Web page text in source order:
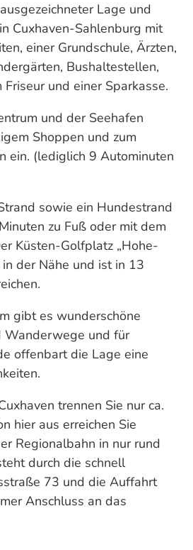
Lage und
Cuxhaven-Sahlenburg mit
einer Grundschule, Ärzten,
Bushaltestellen,
und einer Sparkasse.
und der Seehafen
Shoppen und zum
ein. (lediglich 9 Autominuten
sowie ein Hundestrand
zu Fuß oder mit dem
Küsten-Golfplatz „Hohe-
der Nähe und ist in 13
gibt es wunderschöne
Wanderwege und für
offenbart die Lage eine
trennen Sie nur ca.
hier aus erreichen Sie
Regionalbahn in nur rund
durch die schnell
73 und die Auffahrt
Anschluss an das